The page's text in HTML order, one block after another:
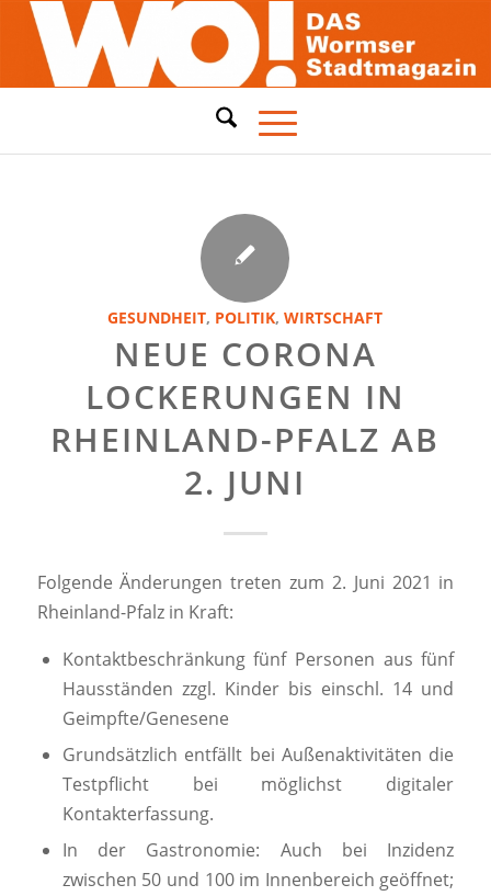
GESUNDHEIT, POLITIK,WIRTSCHAFT
NEUE CORONA
LOCKERUNGEN IN
RHEINLAND-PFALZ AB
2. JUNI
Folgende Änderungen treten zum 2. Juni 2021 in
Rheinland-Pfalz in Kraft:
Kontaktbeschränkung fünf Personen aus fünf
Hausständen zzgl. Kinder bis einschl. 14 und
Geimpfte/Genesene
Grundsätzlich entfällt bei Außenaktivitäten die
Testpflicht bei möglichst digitaler
Kontakterfassung.
In der Gastronomie: Auch bei Inzidenz
zwischen 50 und 100 im Innenbereich geöffnet;